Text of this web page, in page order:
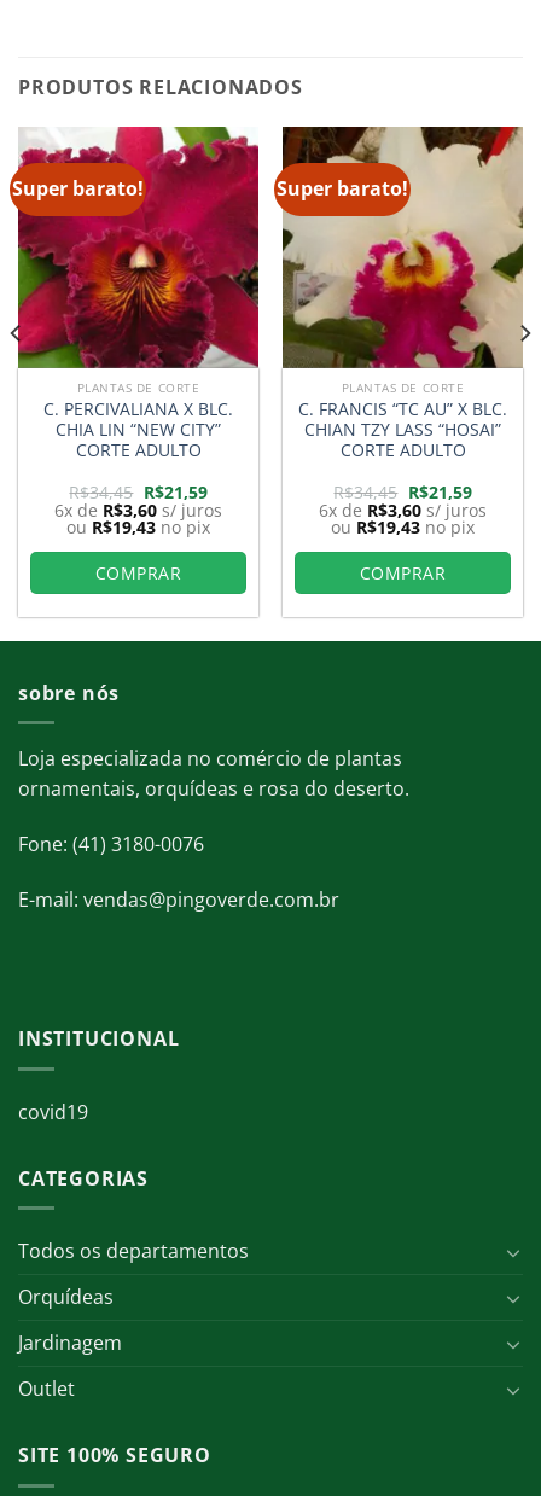
PRODUTOS RELACIONADOS
Super barato!
PLANTAS DE CORTE
C. PERCIVALIANA X BLC.
CHIA LIN “NEW CITY”
CORTE ADULTO
R$34,45 O
preço
original
era:
R$34,45.
R$21,59O
preço
atual
é:
R$21,59.
6x de R$3,60 s/ juros
ou R$19,43 no pix
COMPRAR
Super barato!
PLANTAS DE CORTE
C. FRANCIS “TC AU” X BLC.
CHIAN TZY LASS “HOSAI”
CORTE ADULTO
R$34,45 O
preço
original
era:
R$34,45.
R$21,59O
preço
atual
é:
R$21,59.
6x de R$3,60 s/ juros
ou R$19,43 no pix
COMPRAR
sobre nós
Loja especializada no comércio de plantas
ornamentais, orquídeas e rosa do deserto.
Fone: (41) 3180-0076
E-mail: vendas@pingoverde.com.br
INSTITUCIONAL
covid19
CATEGORIAS
Todos os departamentos
Orquídeas
Jardinagem
Outlet
SITE 100% SEGURO